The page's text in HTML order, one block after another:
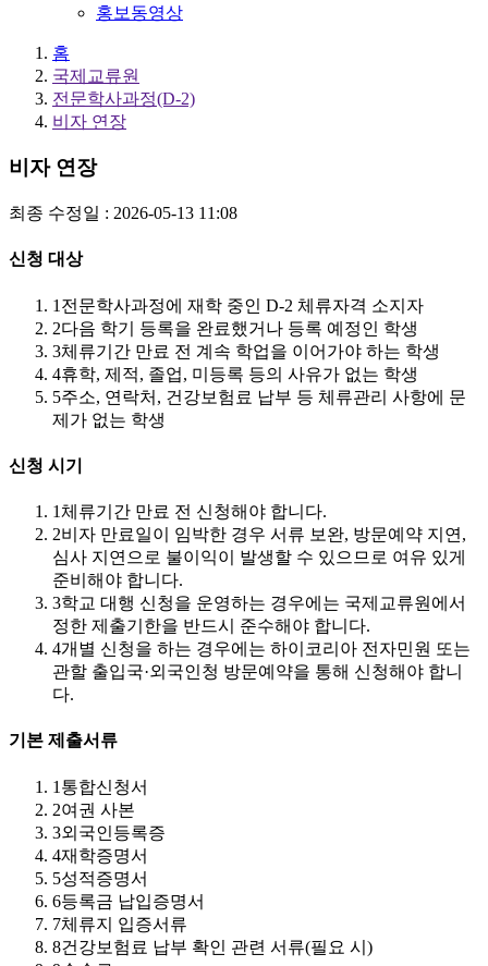
홍보동영상
홈
국제교류원
전문학사과정(D-2)
비자 연장
비자 연장
최종 수정일 : 2026-05-13 11:08
신청 대상
1 전문학사과정에 재학 중인 D-2 체류자격 소지자
2다음 학기 등록을 완료했거나 등록 예정인 학생
3체류기간 만료 전 계속 학업을 이어가야 하는 학생
4휴학, 제적, 졸업, 미등록 등의 사유가 없는 학생
5주소, 연락처, 건강보험료 납부 등 체류관리 사항에 문
제가 없는 학생
신청 시기
1 체류기간 만료 전 신청해야 합니다.
2비자 만료일이 임박한 경우 서류 보완, 방문예약 지연,
심사 지연으로 불이익이 발생할 수 있으므로 여유 있게
준비해야 합니다.
3학교 대행 신청을 운영하는 경우에는 국제교류원에서
정한 제출기한을 반드시 준수해야 합니다.
4개별 신청을 하는 경우에는 하이코리아 전자민원 또는
관할 출입국·외국인청 방문예약을 통해 신청해야 합니
다.
기본 제출서류
1 통합신청서
2여권 사본
3외국인등록증
4재학증명서
5성적증명서
6등록금 납입증명서
7체류지 입증서류
8건강보험료 납부 확인 관련 서류(필요 시)